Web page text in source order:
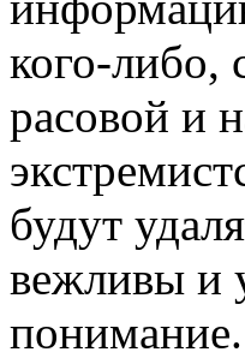
кого-либо,
расовой и
будут
вежливы и
понимание.